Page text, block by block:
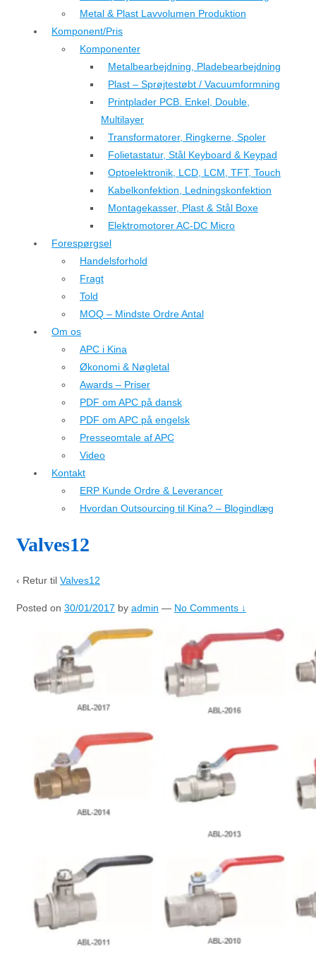
Metal & Plast Lavvolumen Produktion
Komponent/Pris
Komponenter
Metalbearbejdning, Pladebearbejdning
Plast – Sprøjtestøbt / Vacuumformning
Printplader PCB. Enkel, Double,
Multilayer
Transformatorer, Ringkerne, Spoler
Folietastatur, Stål Keyboard & Keypad
Optoelektronik, LCD, LCM, TFT, Touch
Kabelkonfektion, Ledningskonfektion
Montagekasser, Plast & Stål Boxe
Elektromotorer AC-DC Micro
Forespørgsel
Handelsforhold
Fragt
Told
MOQ – Mindste Ordre Antal
Om os
APC i Kina
Økonomi & Nøgletal
Awards – Priser
PDF om APC på dansk
PDF om APC på engelsk
Presseomtale af APC
Video
Kontakt
ERP Kunde Ordre & Leverancer
Hvordan Outsourcing til Kina? – Blogindlæg
Valves12
‹ Retur til Valves12
Posted on 30/01/2017 by admin — No Comments ↓